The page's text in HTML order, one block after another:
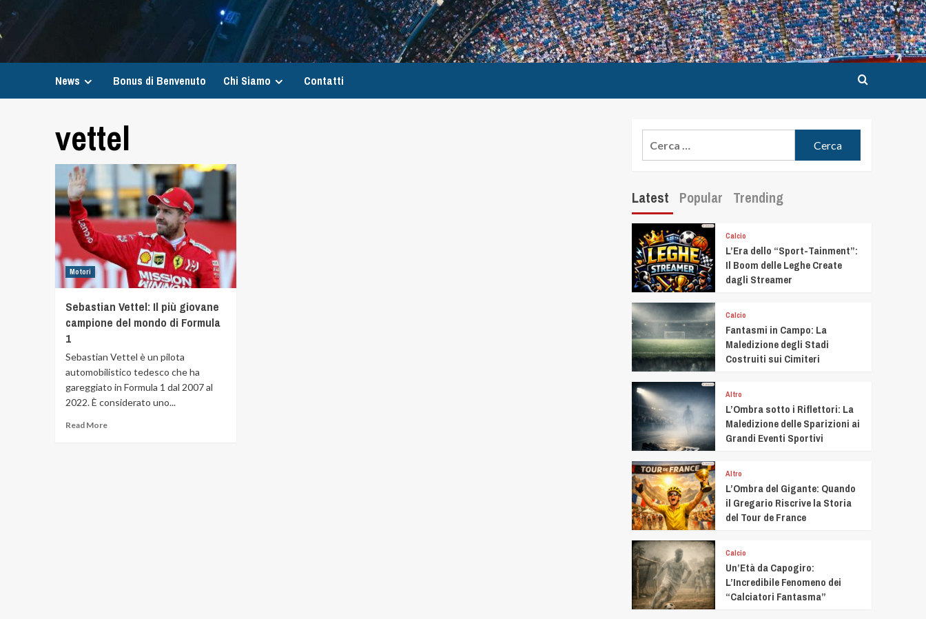
News Bonus di Benvenuto Chi Siamo Contatti
vettel
Motori
Sebastian Vettel: Il più giovane
campione del mondo di Formula
1
Sebastian Vettel è un pilota
automobilistico tedesco che ha
gareggiato in Formula 1 dal 2007 al
2022. È considerato uno...
Read More
Latest Popular Trending
Calcio
L’Era dello “Sport-Tainment”:
Il Boom delle Leghe Create
dagli Streamer
Calcio
Fantasmi in Campo: La
Maledizione degli Stadi
Costruiti sui Cimiteri
Altro
L’Ombra sotto i Riflettori: La
Maledizione delle Sparizioni ai
Grandi Eventi Sportivi
Altro
L’Ombra del Gigante: Quando
il Gregario Riscrive la Storia
del Tour de France
Calcio
Un’Età da Capogiro:
L’Incredibile Fenomeno dei
“Calciatori Fantasma”